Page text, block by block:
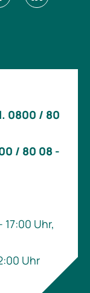
0800 / 80
/ 80 08 -
Uhr,
Uhr